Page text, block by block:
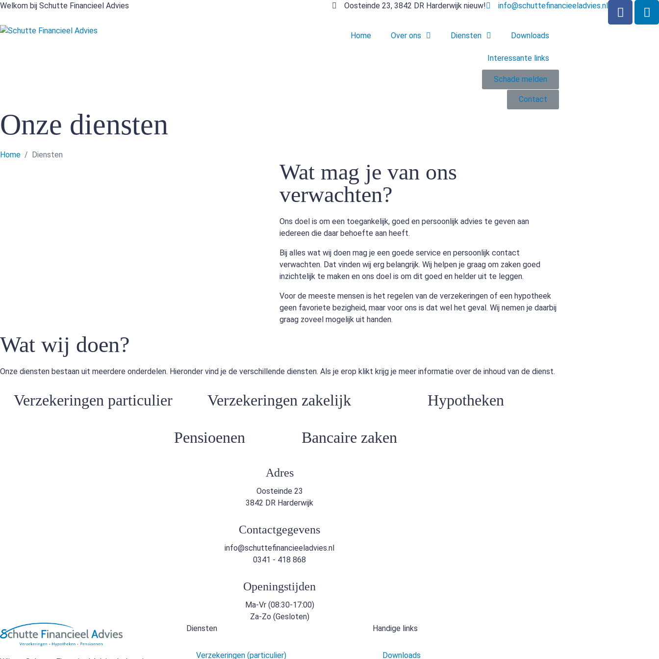
Welkom bij Schutte Financieel Advies Oosteinde 23, 3842 DR Harderwijk nieuw! info@schuttefinancieeladvies.nl
Home Over ons Diensten Downloads
Interessante links
Schade melden
Contact
Onze diensten
Home Diensten
Wat mag je van ons
verwachten?
Ons doel is om een toegankelijk, goed en persoonlijk advies te geven aan
iedereen die daar behoefte aan heeft.
Bij alles wat wij doen mag je een goede service en persoonlijk contact
verwachten. Dat vinden wij erg belangrijk. Wij helpen je graag om zaken goed
inzichtelijk te maken en ons doel is om dit goed en helder uit te leggen.
Voor de meeste mensen is het regelen van de verzekeringen of een hypotheek
geen favoriete bezigheid, maar voor ons is dat wel het geval. Wij nemen je daarbij
graag zoveel mogelijk uit handen.
Wat wij doen?
Onze diensten bestaan uit meerdere onderdelen. Hieronder vind je de verschillende diensten. Als je erop klikt krijg je meer informatie over de inhoud van de dienst.
Verzekeringen particulier Verzekeringen zakelijk Hypotheken
Pensioenen Bancaire zaken
Adres
Oosteinde 23
3842 DR Harderwijk
Contactgegevens
info@schuttefinancieeladvies.nl
0341 - 418 868
Openingstijden
Ma-Vr (08:30-17:00)
Za-Zo (Gesloten)
Diensten
Verzekeringen (particulier)
Handige links
Downloads